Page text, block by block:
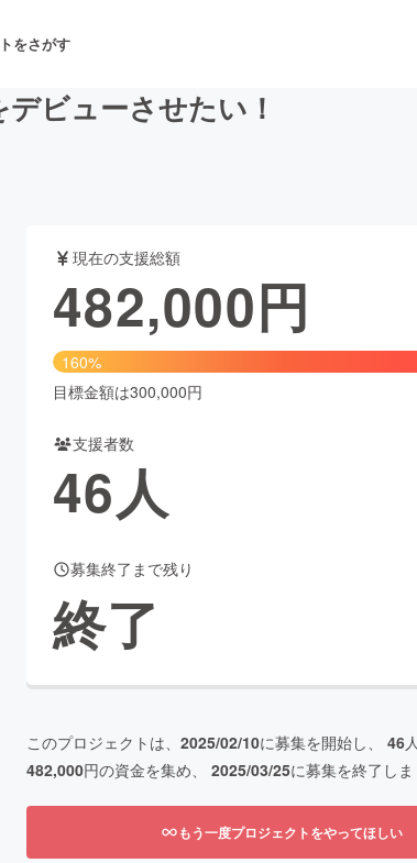
をさがす
フォーマンス
食店 ファッション
画
ィー・ヘルスケア
ビューさせたい！
現在の支援総額
482,000円
160%
目標金額は300,000円
支援者数
46人
募集終了まで残り
終了
このプロジェクトは、 2025/02/10に募集を開始し、 46
482,000円の資金を集め、 2025/03/25に募集を終了しま
もう一度プロジェクトをやってほしい